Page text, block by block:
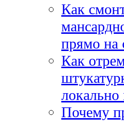
Как
прямо на
Как
локально
Почему